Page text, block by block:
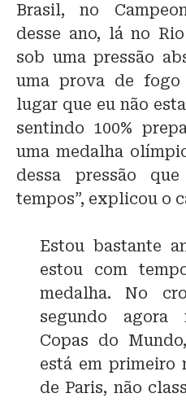
Brasil, no
desse ano, lá no
sob uma pressão
uma prova de
lugar que eu não
sentindo 100%
uma medalha
dessa pressão
tempos”, explicou o
Estou bastante
estou com
medalha. No
segundo
Copas do
está em primeiro
de Paris, não